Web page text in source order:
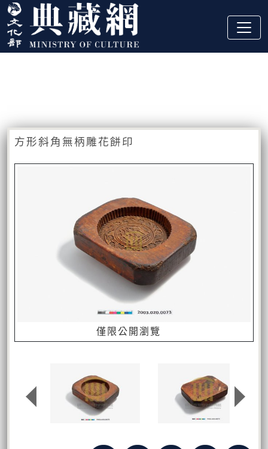
跳到主要內容
:::
方形斜角無柄雕花餅印
僅限公開瀏覽